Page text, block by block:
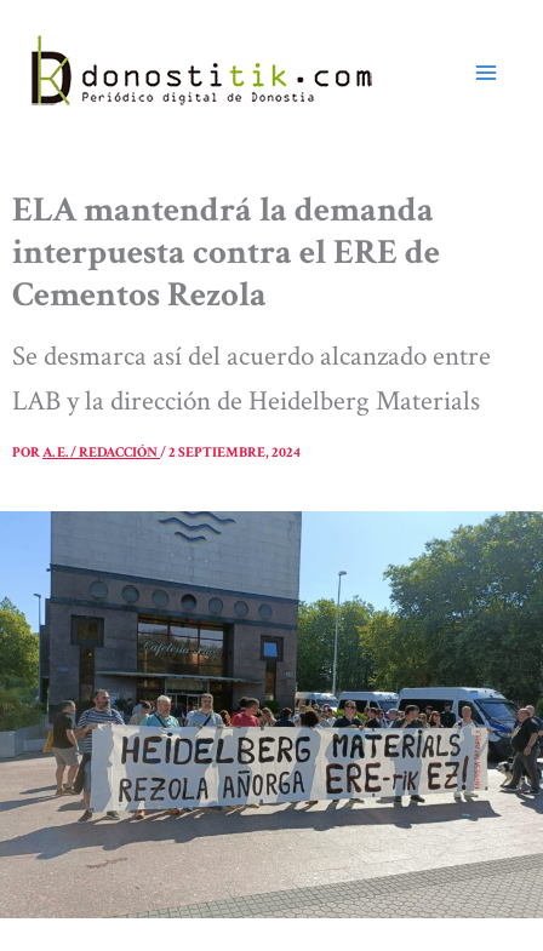
contenido
ELA mantendrá la demanda
interpuesta contra el ERE de
Cementos Rezola
Se desmarca así del acuerdo alcanzado entre
LAB y la dirección de Heidelberg Materials
PORA. E. / REDACCIÓN/2 SEPTIEMBRE, 2024